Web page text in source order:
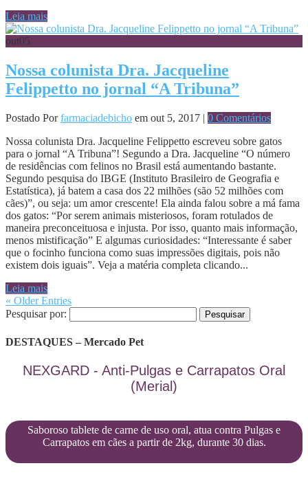
Leia mais
out05
Nossa colunista Dra. Jacqueline
Felippetto no jornal “A Tribuna”
Postado Porfarmaciadebicho em out 5, 2017 | 0 Comentários
Nossa colunista Dra. Jacqueline Felippetto escreveu sobre gatos
para o jornal “A Tribuna”! Segundo a Dra. Jacqueline “O número
de residências com felinos no Brasil está aumentando bastante.
Segundo pesquisa do IBGE (Instituto Brasileiro de Geografia e
Estatística), já batem a casa dos 22 milhões (são 52 milhões com
cães)”, ou seja: um amor crescente! Ela ainda falou sobre a má fama
dos gatos: “Por serem animais misteriosos, foram rotulados de
maneira preconceituosa e injusta. Por isso, quanto mais informação,
menos mistificação” E algumas curiosidades: “Interessante é saber
que o focinho funciona como suas impressões digitais, pois não
existem dois iguais”. Veja a matéria completa clicando...
Leia mais
« Older Entries
Pesquisar por:
DESTAQUES – Mercado Pet
NEXGARD - Anti-Pulgas e Carrapatos Oral
(Merial)
Saboroso tablete de carne de uso oral, atua contra Pulgas e
Carrapatos em cães a partir de 2kg, durante 30 dias.